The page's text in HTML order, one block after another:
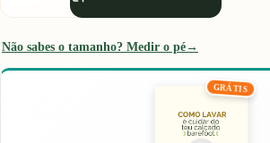
Iniciar Sessão
quantidade
Não sabes o tamanho? Medir o pé→
GRÁTIS